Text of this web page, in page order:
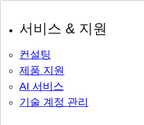
서비스 & 지원
컨설팅
제품 지원
AI 서비스
기술 계정 관리